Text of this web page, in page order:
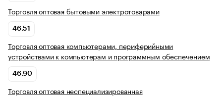
Торговля оптовая бытовыми электротоварами
46.51
Торговля оптовая компьютерами, периферийными
устройствами к компьютерам и программным обеспечением
46.90
Торговля оптовая неспециализированная